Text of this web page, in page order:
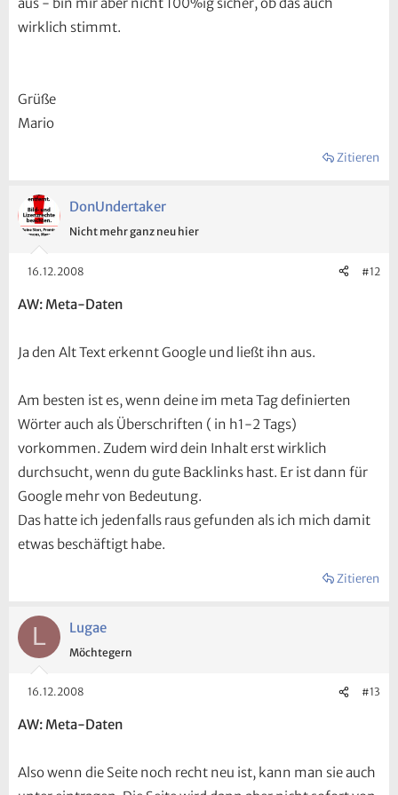
wirklich stimmt.
Grüße
Mario
Zitieren
DonUndertaker
Nicht mehr ganz neu hier
16.12.2008 #12
AW: Meta-Daten
Ja den Alt Text erkennt Google und ließt ihn aus.
Am besten ist es, wenn deine im meta Tag definierten
Wörter auch als Überschriften ( in h1-2 Tags)
vorkommen. Zudem wird dein Inhalt erst wirklich
durchsucht, wenn du gute Backlinks hast. Er ist dann für
Google mehr von Bedeutung.
Das hatte ich jedenfalls raus gefunden als ich mich damit
etwas beschäftigt habe.
Zitieren
L Lugae
Möchtegern
16.12.2008 #13
AW: Meta-Daten
Also wenn die Seite noch recht neu ist, kann man sie auch